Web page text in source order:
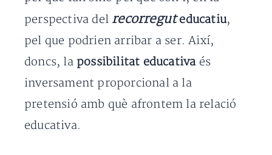
perspectiva del recorreguteducatiu,
pel que podrien arribar a ser. Així,
doncs, la possibilitat educativaés
inversament proporcional a la
pretensió amb què afrontem la relació
educativa.